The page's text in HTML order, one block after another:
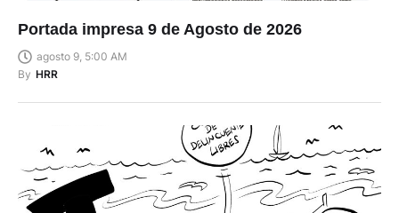
Portada impresa 9 de Agosto de 2026
agosto 9, 5:00 AM
By HRR